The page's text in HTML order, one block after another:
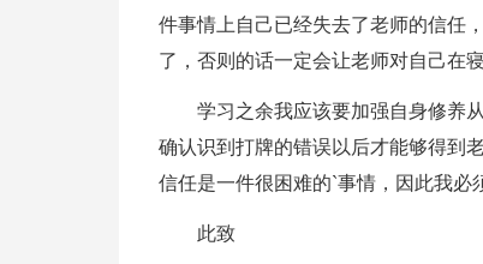
件事情上自己已经失去了老师的信任
了，否则的话一定会让老师对自己在
学习之余我应该要加强自身修养
确认识到打牌的错误以后才能够得到
信任是一件很困难的`事情，因此我必
此致